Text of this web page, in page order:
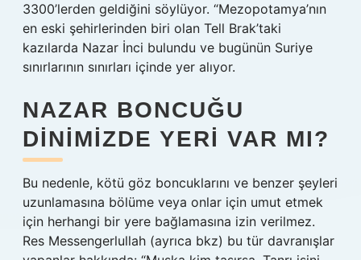
3300’lerden geldiğini söylüyor. “Mezopotamya’nın
en eski şehirlerinden biri olan Tell Brak’taki
kazılarda Nazar İnci bulundu ve bugünün Suriye
sınırlarının sınırları içinde yer alıyor.
NAZAR BONCUĞU
DINIMIZDE YERI VAR MI?
Bu nedenle, kötü göz boncuklarını ve benzer şeyleri
uzunlamasına bölüme veya onlar için umut etmek
için herhangi bir yere bağlamasına izin verilmez.
Res Messengerlullah (ayrıca bkz) bu tür davranışlar